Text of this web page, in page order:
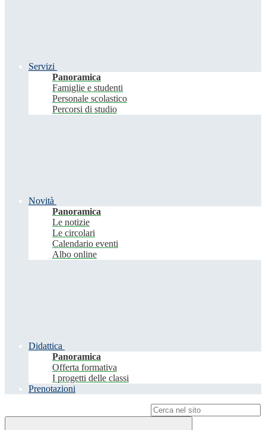
Servizi
Panoramica
Famiglie e studenti
Personale scolastico
Percorsi di studio
Novità
Panoramica
Le notizie
Le circolari
Calendario eventi
Albo online
Didattica
Panoramica
Offerta formativa
I progetti delle classi
Prenotazioni